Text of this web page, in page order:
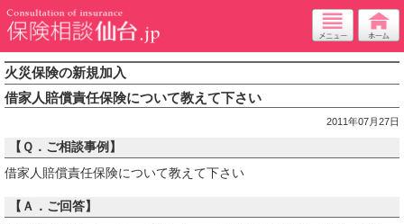
火災保険の新規加入
借家人賠償責任保険について教えて下さい
2011年07月27日
【Ｑ．ご相談事例】
借家人賠償責任保険について教えて下さい
【Ａ．ご回答】